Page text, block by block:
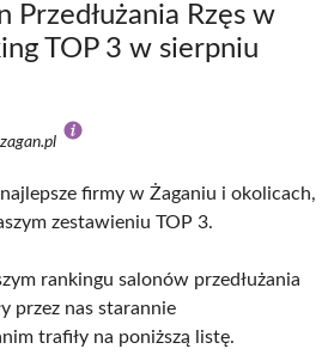
Przedłużania Rzęs w
TOP 3 w sierpniu
firmy w Żaganiu i okolicach,
zestawieniu TOP 3.
rankingu salonów przedłużania
przez nas starannie
trafiły na poniższą listę.